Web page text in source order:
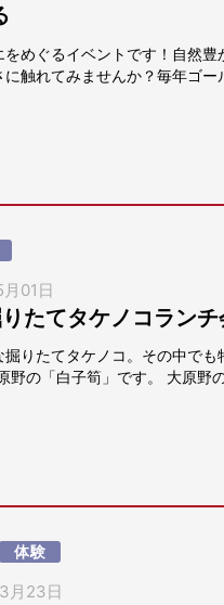
めぐるイベントです！自然
触れてみませんか？毎年ゴ
01日
たてタケノコランチ
りたてタケノコ。その中で
野の「白子筍」です。 大原野
体験
月23日